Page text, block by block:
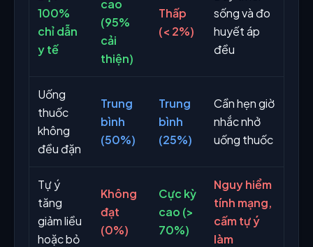
100%
chỉ dẫn
y tế
cao
(95%
cải
thiện)
Thấp
(< 2%)
sống và đo
huyết áp
đều
Uống
thuốc
không
đều đặn
Trung
bình
(50%)
Trung
bình
(25%)
Cần hẹn giờ
nhắc nhở
uống thuốc
Tự ý
tăng
giảm liều
hoặc bỏ
Không
đạt
(0%)
Cực kỳ
cao (>
70%)
Nguy hiểm
tính mạng,
cấm tự ý
làm